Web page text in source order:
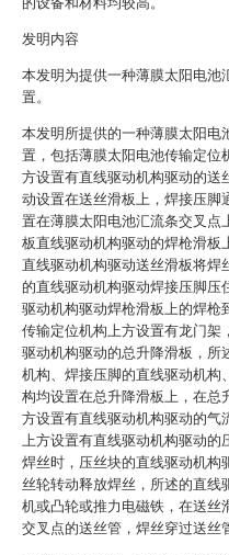
发明内容
本发明为提供一种薄膜太阳电池
置。
本发明所提供的一种薄膜太阳电
置，包括薄膜太阳电池传输定位
方设置有直线驱动机构驱动的送
动设置在送丝滑板上，焊接压脚
置在薄膜太阳电池汇流条交叉点
板直线驱动机构驱动的焊枪滑板
直线驱动机构驱动送丝滑板将焊
的直线驱动机构驱动焊接压脚压
驱动机构驱动焊枪滑板上的焊枪
传输定位机构上方设置有龙门架
驱动机构驱动的总升降滑板，所
机构、焊接压脚的直线驱动机构
构均设置在总升降滑板上，在总
方设置有直线驱动机构驱动的气
上方设置有直线驱动机构驱动的
焊丝时，压丝块的直线驱动机构
丝轮转动释放焊丝，所述的直线
机或凸轮或推力电磁铁，在送丝
交叉点的送丝管，焊丝穿过送丝